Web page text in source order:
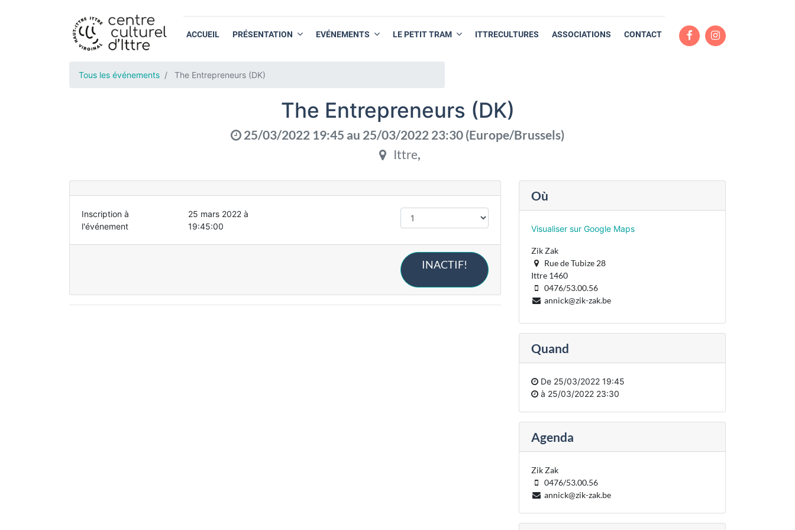
ACCUEIL PRÉSENTATION EVÉNEMENTS LE PETIT TRAM ITTRECULTURES ASSOCIATIONS CONTACT
Tous les événements The Entrepreneurs (DK)
The Entrepreneurs (DK)
25/03/2022 19:45 au 25/03/2022 23:30 (Europe/Brussels)
Ittre,
Inscription à
l'événement
25 mars 2022 à
19:45:00
INACTIF!
Où
Visualiser sur Google Maps
Zik Zak
Rue de Tubize 28
Ittre 1460
0476/53.00.56
annick@zik-zak.be
Quand
De 25/03/2022 19:45
à 25/03/2022 23:30
Agenda
Zik Zak
0476/53.00.56
annick@zik-zak.be